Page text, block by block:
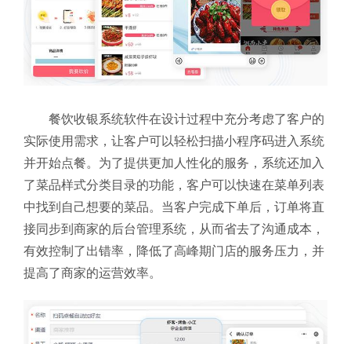
餐饮收银系统软件在设计过程中充分考虑了客户的
实际使用需求，让客户可以轻松扫描小程序码进入系统
并开始点餐。为了提供更加人性化的服务，系统还加入
了菜品样式分类目录的功能，客户可以快速在菜单列表
中找到自己想要的菜品。当客户完成下单后，订单将直
接同步到商家的后台管理系统，从而省去了沟通成本，
有效控制了出错率，降低了高峰期门店的服务压力，并
提高了商家的运营效率。